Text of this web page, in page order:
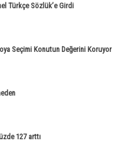
Türkçe Sözlük’e Girdi
Seçimi Konutun Değerini Koruyor
127 arttı